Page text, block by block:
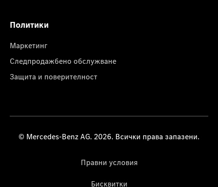
Политики
Маркетинг
Следпродажбено обслужване
Защита и поверителност
© Mercedes-Benz AG. 2026. Всички права запазени.
Правни условия
Бисквитки